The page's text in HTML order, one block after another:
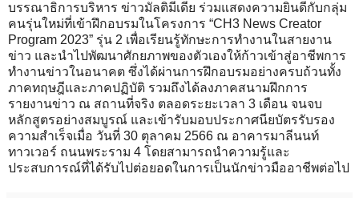
บรรณาธิการบริหาร ข่าวมัลติมีเดีย ร่วมแสดงความยินดีกับกลุ่ม
คนรุ่นใหม่ที่เข้าฝึกอบรมในโครงการ “CH3 News Creator
Program 2023” รุ่น 2 เพื่อเรียนรู้ทักษะการทำงานในสายงาน
ข่าว และนำไปพัฒนาศักยภาพของตัวเองให้ก้าวเข้าสู่อาชีพการ
ทำงานข่าวในอนาคต ซึ่งได้ผ่านการฝึกอบรมอย่างครบถ้วนทั้ง
ภาคทฤษฎีและภาคปฏิบัติ รวมถึงได้ลงภาคสนามฝึกการ
รายงานข่าว ณ สถานที่จริง ตลอดระยะเวลา 3 เดือน จนจบ
หลักสูตรอย่างสมบูรณ์ และเข้ารับมอบประกาศนียบัตรรับรอง
ความสำเร็จเมื่อ วันที่ 30 ตุลาคม 2566 ณ อาคารมาลีนนท์
ทาวเวอร์ ถนนพระราม 4 โดยสามารถนำความรู้และ
ประสบการณ์ที่ได้รับไปต่อยอดในการเป็นนักข่าวมืออาชีพต่อไป